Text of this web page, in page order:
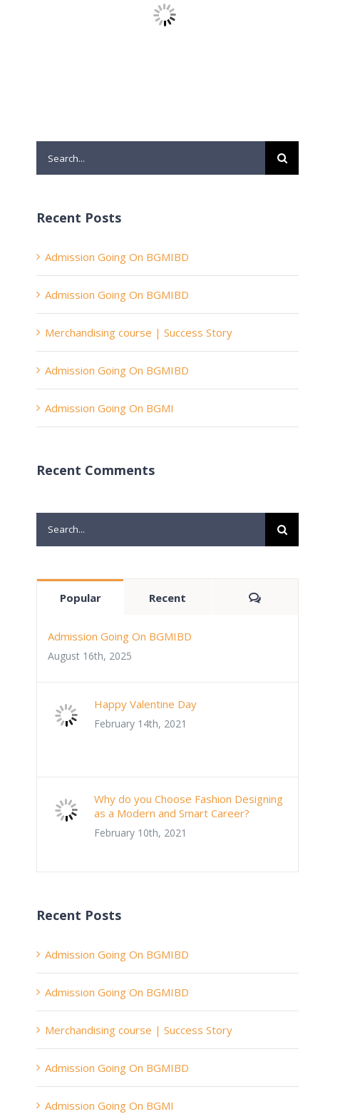
Search
for:
Recent Posts
Admission Going On BGMIBD
Admission Going On BGMIBD
Merchandising course | Success Story
Admission Going On BGMIBD
Admission Going On BGMI
Recent Comments
Search
for:
Popular Recent Comments
Admission Going On BGMIBD
August 16th, 2025
Happy Valentine Day
February 14th, 2021
Why do you Choose Fashion Designing
as a Modern and Smart Career?
February 10th, 2021
Recent Posts
Admission Going On BGMIBD
Admission Going On BGMIBD
Merchandising course | Success Story
Admission Going On BGMIBD
Admission Going On BGMI